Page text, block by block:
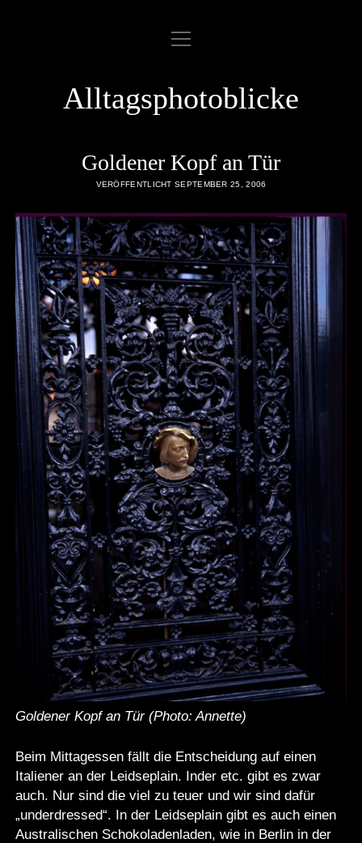
ABOUT
DATENSCHUTZERKLÄRUNG
IMPRESSUM
LINKLIST
SAMPLE PAGE
twitterrss emailflickr
Menü
öffnen
Alltagsphotoblicke
Goldener Kopf an Tür
VERÖFFENTLICHT SEPTEMBER 25, 2006
Goldener Kopf an Tür (Photo: Annette)
Beim Mittagessen fällt die Entscheidung auf einen
Italiener an der Leidseplain. Inder etc. gibt es zwar
auch. Nur sind die viel zu teuer und wir sind dafür
„underdressed“. In der Leidseplain gibt es auch einen
Australischen Schokoladenladen, wie in Berlin in der